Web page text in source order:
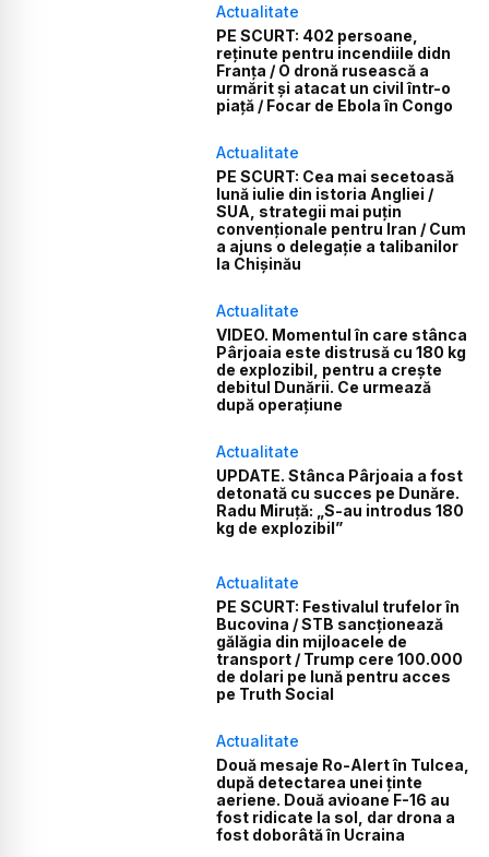
Actualitate
PE SCURT: 402 persoane,
reținute pentru incendiile didn
Franța / O dronă rusească a
urmărit și atacat un civil într-o
piață / Focar de Ebola în Congo
Actualitate
PE SCURT: Cea mai secetoasă
lună iulie din istoria Angliei /
SUA, strategii mai puțin
convenționale pentru Iran / Cum
a ajuns o delegație a talibanilor
la Chișinău
Actualitate
VIDEO. Momentul în care stânca
Pârjoaia este distrusă cu 180 kg
de explozibil, pentru a crește
debitul Dunării. Ce urmează
după operațiune
Actualitate
UPDATE. Stânca Pârjoaia a fost
detonată cu succes pe Dunăre.
Radu Miruță: „S-au introdus 180
kg de explozibil”
Actualitate
PE SCURT: Festivalul trufelor în
Bucovina / STB sancționează
gălăgia din mijloacele de
transport / Trump cere 100.000
de dolari pe lună pentru acces
pe Truth Social
Actualitate
Două mesaje Ro-Alert în Tulcea,
după detectarea unei ținte
aeriene. Două avioane F-16 au
fost ridicate la sol, dar drona a
fost doborâtă în Ucraina